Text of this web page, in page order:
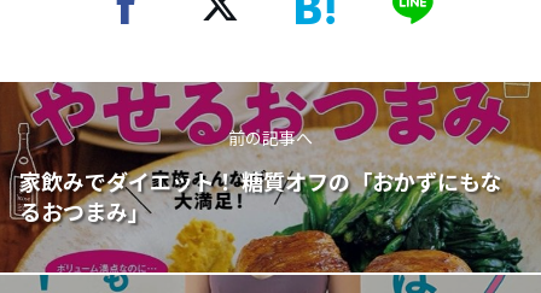
前の記事へ
家飲みでダイエット！ 糖質オフの「おかずにもな
るおつまみ」